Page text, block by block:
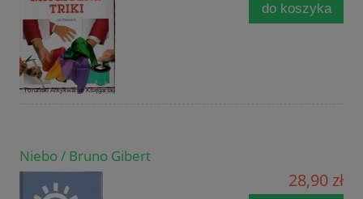
do koszyka
Niebo / Bruno Gibert
28,90 zł